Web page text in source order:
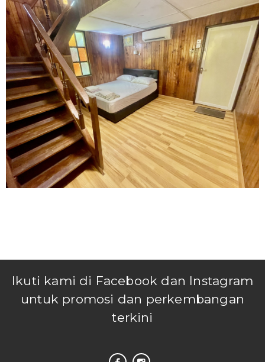
Ikuti kami di Facebook dan Instagram
untuk promosi dan perkembangan
terkini